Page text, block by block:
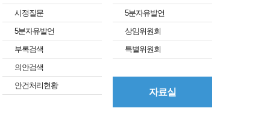
시정질문
5분자유발언
부록검색
의안검색
안건처리현황
5분자유발언
상임위원회
특별위원회
자료실